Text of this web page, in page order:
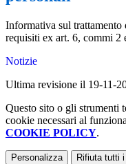
Informativa sul
requisiti ex art. 6, commi
Notizie
Ultima revisione il 19-11-
Questo sito o gli strumenti
cookie necessari al
COOKIE POLICY.
Personalizza Rifiuta tutti i